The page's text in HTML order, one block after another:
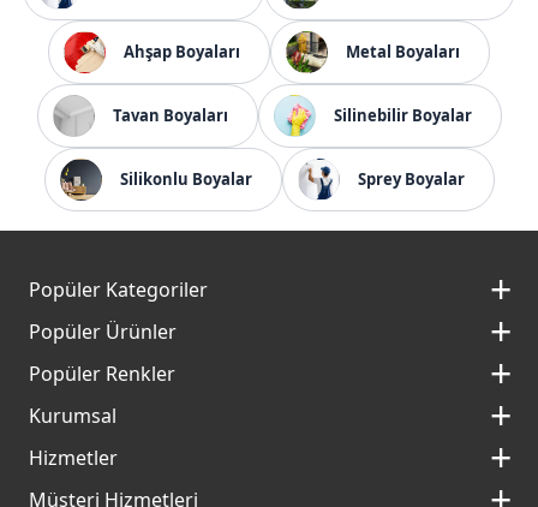
Ahşap Boyaları Metal Boyaları
Tavan Boyaları Silinebilir Boyalar
Silikonlu Boyalar Sprey Boyalar
Popüler Kategoriler
İç Cephe Boyaları
İç Cephe Renkleri
Dış Cephe Renkleri
Macun ve Astarlar
Yapı Kimyasalları
Popüler Ürünler
Momento Silan
Filli Boya Yağlı Boya
Panel Kapı Boyası
Popüler Renkler
Kırık Beyaz Rengi
Aydan Rengi
Fildişi Rengi
Kurumsal
Hakkımızda
Hizmetler
Filli Ustam
Müşteri Hizmetleri